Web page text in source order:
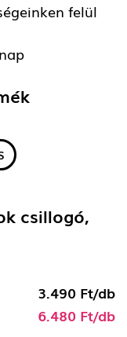
felül
csillogó,
3.490 Ft/db
6.480 Ft/db